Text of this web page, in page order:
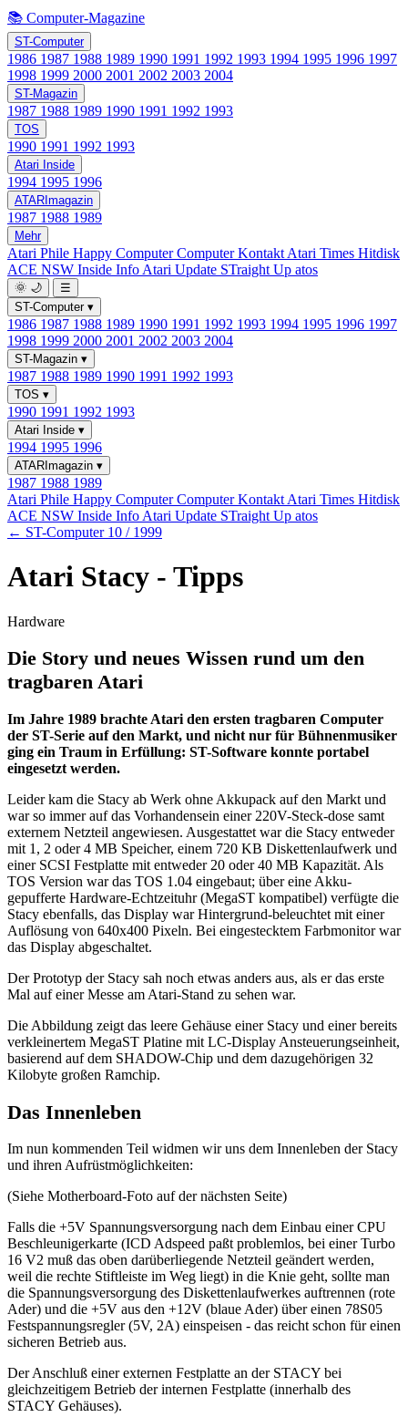
📚 Computer-Magazine
ST-Computer
1986 1987 1988 1989 1990 1991 1992 1993 1994 1995 1996 1997
1998 1999 2000 2001 2002 2003 2004
ST-Magazin
1987 1988 1989 1990 1991 1992 1993
TOS
1990 1991 1992 1993
Atari Inside
1994 1995 1996
ATARImagazin
1987 1988 1989
Mehr
Atari Phile Happy ComputerComputer Kontakt Atari Times Hitdisk
ACE NSW Inside Info Atari Update STraight Up atos
🌞 🌙
☰
ST-Computer ▾
1986 1987 1988 1989 1990 1991 1992 1993 1994 1995 1996 1997
1998 1999 2000 2001 2002 2003 2004
ST-Magazin ▾
1987 1988 1989 1990 1991 1992 1993
TOS ▾
1990 1991 1992 1993
Atari Inside ▾
1994 1995 1996
ATARImagazin ▾
1987 1988 1989
Atari Phile Happy ComputerComputer Kontakt Atari Times Hitdisk
ACE NSW Inside Info Atari Update STraight Up atos
← ST-Computer 10 / 1999
Atari Stacy - Tipps
Hardware
Die Story und neues Wissen rund um den
tragbaren Atari
Im Jahre 1989 brachte Atari den ersten tragbaren Computer
der ST-Serie auf den Markt, und nicht nur für Bühnenmusiker
ging ein Traum in Erfüllung: ST-Software konnte portabel
eingesetzt werden.
Leider kam die Stacy ab Werk ohne Akkupack auf den Markt und
war so immer auf das Vorhandensein einer 220V-Steck-dose samt
externem Netzteil angewiesen. Ausgestattet war die Stacy entweder
mit 1, 2 oder 4 MB Speicher, einem 720 KB Diskettenlaufwerk und
einer SCSI Festplatte mit entweder 20 oder 40 MB Kapazität. Als
TOS Version war das TOS 1.04 eingebaut; über eine Akku-
gepufferte Hardware-Echtzeituhr (MegaST kompatibel) verfügte die
Stacy ebenfalls, das Display war Hintergrund-beleuchtet mit einer
Auflösung von 640x400 Pixeln. Bei eingestecktem Farbmonitor war
das Display abgeschaltet.
Der Prototyp der Stacy sah noch etwas anders aus, als er das erste
Mal auf einer Messe am Atari-Stand zu sehen war.
Die Abbildung zeigt das leere Gehäuse einer Stacy und einer bereits
verkleinertem MegaST Platine mit LC-Display Ansteuerungseinheit,
basierend auf dem SHADOW-Chip und dem dazugehörigen 32
Kilobyte großen Ramchip.
Das Innenleben
Im nun kommenden Teil widmen wir uns dem Innenleben der Stacy
und ihren Aufrüstmöglichkeiten:
(Siehe Motherboard-Foto auf der nächsten Seite)
Falls die +5V Spannungsversorgung nach dem Einbau einer CPU
Beschleunigerkarte (ICD Adspeed paßt problemlos, bei einer Turbo
16 V2 muß das oben darüberliegende Netzteil geändert werden,
weil die rechte Stiftleiste im Weg liegt) in die Knie geht, sollte man
die Spannungsversorgung des Diskettenlaufwerkes auftrennen (rote
Ader) und die +5V aus den +12V (blaue Ader) über einen 78S05
Festspannungsregler (5V, 2A) einspeisen - das reicht schon für einen
sicheren Betrieb aus.
Der Anschluß einer externen Festplatte an der STACY bei
gleichzeitigem Betrieb der internen Festplatte (innerhalb des
STACY Gehäuses).